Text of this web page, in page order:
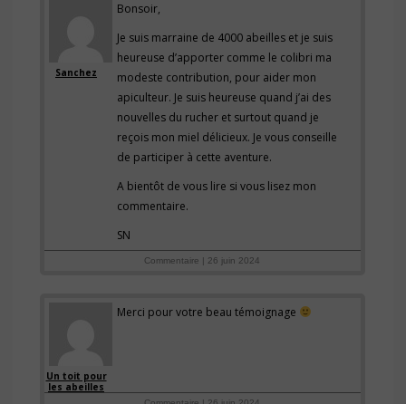
Sanchez
Bonsoir,
Je suis marraine de 4000 abeilles et je suis
heureuse d’apporter comme le colibri ma
modeste contribution, pour aider mon
apiculteur. Je suis heureuse quand j’ai des
nouvelles du rucher et surtout quand je
reçois mon miel délicieux. Je vous conseille
de participer à cette aventure.
A bientôt de vous lire si vous lisez mon
commentaire.
SN
Commentaire | 26 juin 2024
Un toit pour
les abeilles
Merci pour votre beau témoignage